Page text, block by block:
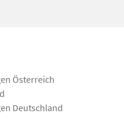
Österreich
Deutschland